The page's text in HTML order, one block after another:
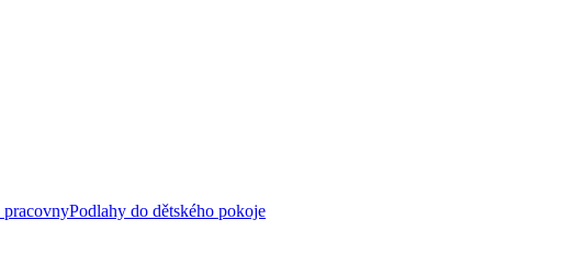
pracovnyPodlahy do dětského pokoje